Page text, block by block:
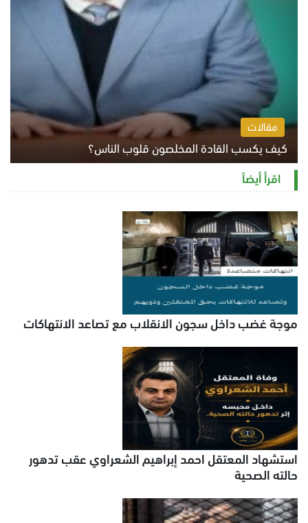
مقالات
كيف يكسب القادة المخلصون قلوب الناس؟
الثلاثاء 4 أغسطس 2026 12:27 م
اقرأ أيضاً
موجة غضب داخل سجون الانقلاب مع تصاعد الانتهاكات
استشهاد المعتقل احمد إبراهيم الشعراوي عقب تدهور
حالته الصحية